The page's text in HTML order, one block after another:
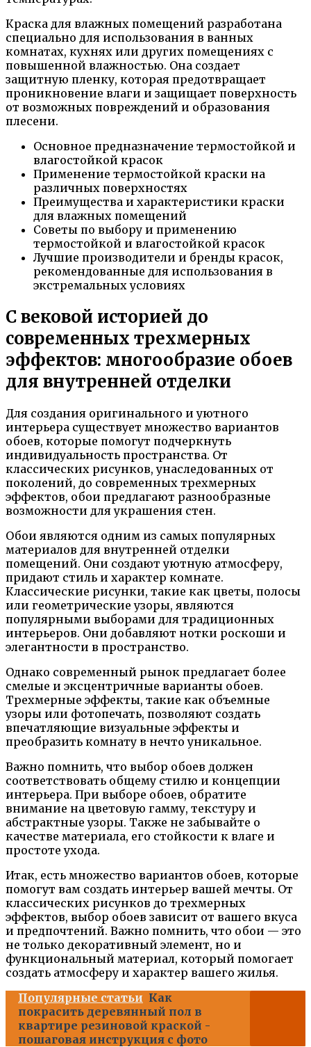
Краска для влажных помещений разработана
специально для использования в ванных
комнатах, кухнях или других помещениях с
повышенной влажностью. Она создает
защитную пленку, которая предотвращает
проникновение влаги и защищает поверхность
от возможных повреждений и образования
плесени.
Основное предназначение термостойкой и
влагостойкой красок
Применение термостойкой краски на
различных поверхностях
Преимущества и характеристики краски
для влажных помещений
Советы по выбору и применению
термостойкой и влагостойкой красок
Лучшие производители и бренды красок,
рекомендованные для использования в
экстремальных условиях
С вековой историей до
современных трехмерных
эффектов: многообразие обоев
для внутренней отделки
Для создания оригинального и уютного
интерьера существует множество вариантов
обоев, которые помогут подчеркнуть
индивидуальность пространства. От
классических рисунков, унаследованных от
поколений, до современных трехмерных
эффектов, обои предлагают разнообразные
возможности для украшения стен.
Обои являются одним из самых популярных
материалов для внутренней отделки
помещений. Они создают уютную атмосферу,
придают стиль и характер комнате.
Классические рисунки, такие как цветы, полосы
или геометрические узоры, являются
популярными выборами для традиционных
интерьеров. Они добавляют нотки роскоши и
элегантности в пространство.
Однако современный рынок предлагает более
смелые и эксцентричные варианты обоев.
Трехмерные эффекты, такие как объемные
узоры или фотопечать, позволяют создать
впечатляющие визуальные эффекты и
преобразить комнату в нечто уникальное.
Важно помнить, что выбор обоев должен
соответствовать общему стилю и концепции
интерьера. При выборе обоев, обратите
внимание на цветовую гамму, текстуру и
абстрактные узоры. Также не забывайте о
качестве материала, его стойкости к влаге и
простоте ухода.
Итак, есть множество вариантов обоев, которые
помогут вам создать интерьер вашей мечты. От
классических рисунков до трехмерных
эффектов, выбор обоев зависит от вашего вкуса
и предпочтений. Важно помнить, что обои — это
не только декоративный элемент, но и
функциональный материал, который помогает
создать атмосферу и характер вашего жилья.
Популярные статьи Как
покрасить деревянный пол в
квартире резиновой краской -
пошаговая инструкция с фото